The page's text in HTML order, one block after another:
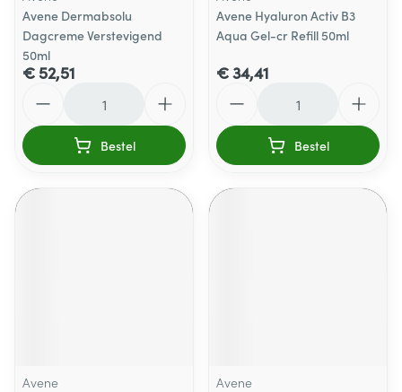
Avene Dermabsolu
Dagcreme Verstevigend
50ml
€ 52,51
Bestel
Avene Hyaluron Activ B3
Aqua Gel-cr Refill 50ml
€ 34,41
Bestel
Avene
Avene